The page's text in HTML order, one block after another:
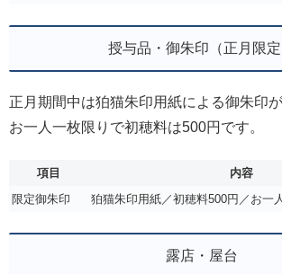
授与品・御朱印（正月限定
正月期間中は狛猫朱印用紙による御朱印
お一人一枚限りで初穂料は500円です。
項目
内容
限定御朱印
狛猫朱印用紙／初穂料500円／お一
露店・屋台